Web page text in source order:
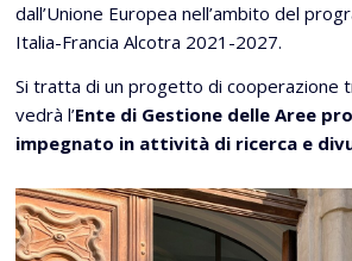
dall’Unione Europea nell’ambito del
Italia-Francia Alcotra 2021-2027.
Si tratta di un progetto di cooperazione
vedrà l’Ente di Gestione delle Aree
impegnato in attività di ricerca e